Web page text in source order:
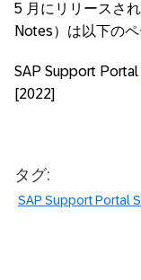
5 月にリリースさ
Notes）は以下の
SAP Support Portal
[2022]
タグ:
SAP Support Portal